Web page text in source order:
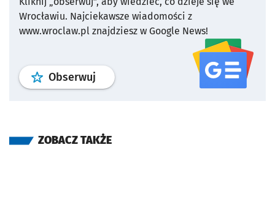
Wrocławiu. Najciekawsze wiadomości z
www.wroclaw.pl znajdziesz w Google News!
Obserwuj profil serwisu
ZOBACZ TAKŻE